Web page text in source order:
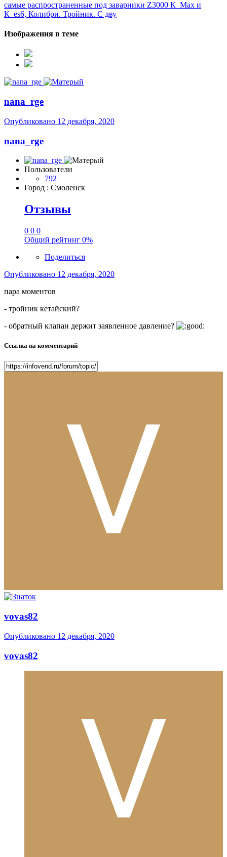
самые распространенные под заварники Z3000 К_Мах и
К_es6, Колибри. Тройник. С дву
Изображения в теме
nana_rge
Опубликовано 12 декабря, 2020
nana_rge
Пользователи
792
Город : Смоленск
Отзывы
0 0 0
Общий рейтинг 0%
Поделиться
Опубликовано 12 декабря, 2020
пара моментов
- тройник кетайский?
- обратный клапан держит заявленное давление?
Ссылка на комментарий
vovas82
Опубликовано 12 декабря, 2020
vovas82